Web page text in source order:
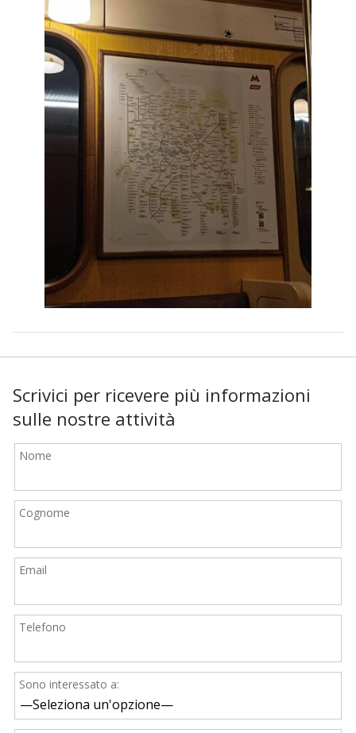
Scrivici per ricevere più informazioni
sulle nostre attività
Nome
Cognome
Email
Telefono
Sono interessato a: